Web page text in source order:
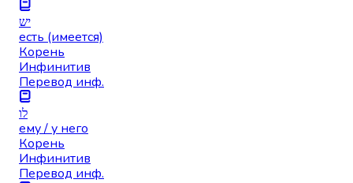
יש
есть (имеется)
Корень
Инфинитив
Перевод инф.
לו
ему / у него
Корень
Инфинитив
Перевод инф.